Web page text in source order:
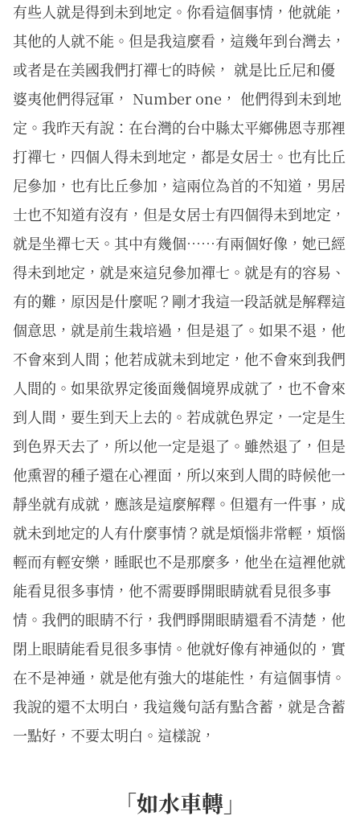
有些人就是得到未到地定。你看這個事情，他就能，
其他的人就不能。但是我這麼看，這幾年到台灣去，
或者是在美國我們打禪七的時候， 就是比丘尼和優
婆夷他們得冠軍， Number one， 他們得到未到地
定。我昨天有說：在台灣的台中縣太平鄉佛恩寺那裡
打禪七，四個人得未到地定，都是女居士。也有比丘
尼參加，也有比丘參加，這兩位為首的不知道，男居
士也不知道有沒有，但是女居士有四個得未到地定，
就是坐禪七天。其中有幾個……有兩個好像，她已經
得未到地定，就是來這兒參加禪七。就是有的容易、
有的難，原因是什麼呢？剛才我這一段話就是解釋這
個意思，就是前生栽培過，但是退了。如果不退，他
不會來到人間；他若成就未到地定，他不會來到我們
人間的。如果欲界定後面幾個境界成就了，也不會來
到人間，要生到天上去的。若成就色界定，一定是生
到色界天去了，所以他一定是退了。雖然退了，但是
他熏習的種子還在心裡面，所以來到人間的時候他一
靜坐就有成就，應該是這麼解釋。但還有一件事，成
就未到地定的人有什麼事情？就是煩惱非常輕，煩惱
輕而有輕安樂，睡眠也不是那麼多，他坐在這裡他就
能看見很多事情，他不需要睜開眼睛就看見很多事
情。我們的眼睛不行，我們睜開眼睛還看不清楚，他
閉上眼睛能看見很多事情。他就好像有神通似的，實
在不是神通，就是他有強大的堪能性，有這個事情。
我說的還不太明白，我這幾句話有點含蓄，就是含蓄
一點好，不要太明白。這樣說，
「如水車轉」